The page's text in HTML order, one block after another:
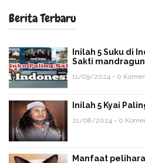
Berita Terbaru
Inilah 5 Suku di
Sakti
11/09/2024 - 0
Inilah 5 Kyai
21/08/2024 - 0
Manfaat